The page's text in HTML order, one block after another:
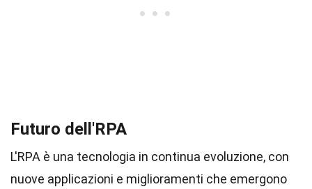
Futuro dell'RPA
L'RPA è una tecnologia in continua evoluzione, con
nuove applicazioni e miglioramenti che emergono